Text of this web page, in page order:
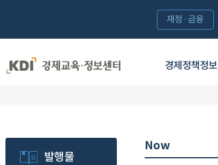
경제정책정보
재정·금융
발행물
Now